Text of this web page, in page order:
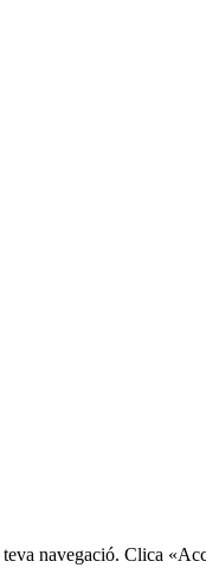
navegació. Clica